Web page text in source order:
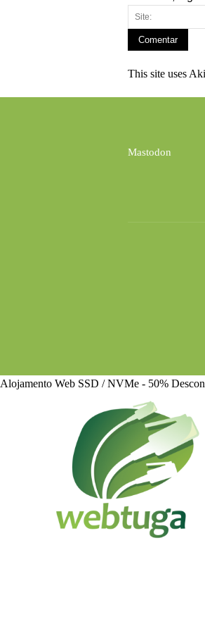
This site uses
Mastodon
Alojamento Web SSD / NVMe - 50%